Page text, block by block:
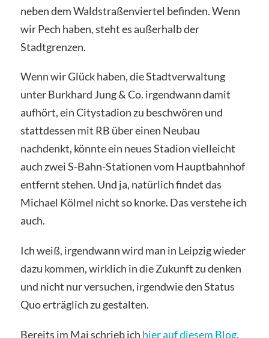
neben dem Waldstraßenviertel befinden. Wenn
wir Pech haben, steht es außerhalb der
Stadtgrenzen.
Wenn wir Glück haben, die Stadtverwaltung
unter Burkhard Jung & Co. irgendwann damit
aufhört, ein Citystadion zu beschwören und
stattdessen mit RB über einen Neubau
nachdenkt, könnte ein neues Stadion vielleicht
auch zwei S-Bahn-Stationen vom Hauptbahnhof
entfernt stehen. Und ja, natürlich findet das
Michael Kölmel nicht so knorke. Das verstehe ich
auch.
Ich weiß, irgendwann wird man in Leipzig wieder
dazu kommen, wirklich in die Zukunft zu denken
und nicht nur versuchen, irgendwie den Status
Quo erträglich zu gestalten.
Bereits im Mai schrieb ich hier auf diesem Blog,